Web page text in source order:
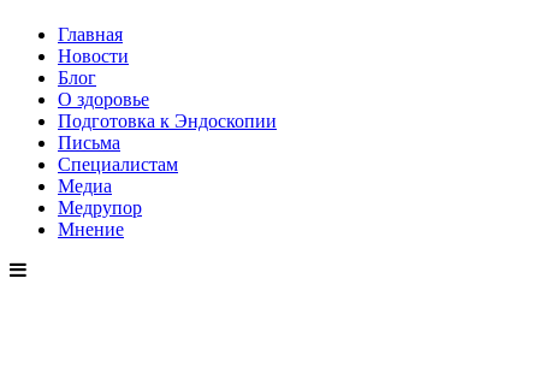
Главная
Новости
Блог
О здоровье
Подготовка к Эндоскопии
Письма
Специалистам
Медиа
Медрупор
Мнение